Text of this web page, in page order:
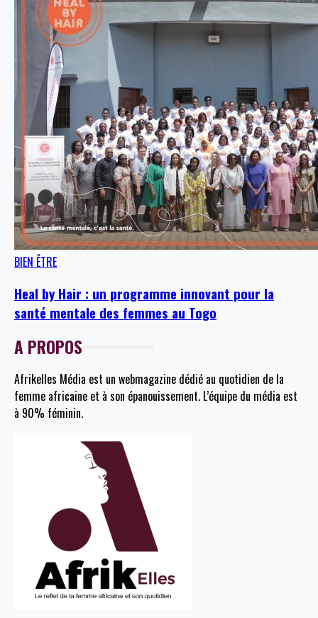
BIEN ÊTRE
Heal by Hair : un programme innovant pour la
santé mentale des femmes au Togo
A PROPOS
Afrikelles Média est un webmagazine dédié au quotidien de la
femme africaine et à son épanouissement. L’équipe du média est
à 90% féminin.